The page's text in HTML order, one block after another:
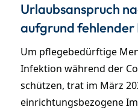
Urlaubsanspruch
aufgrund fehlender
Um pflegebedürftige
Infektion während der
schützen, trat im März
einrichtungsbezogene